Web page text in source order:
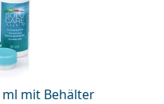
ml mit Behälter